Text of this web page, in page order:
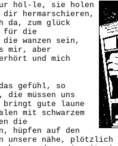
höl-le, sie holen
hermarschieren,
da, zum glück
für die
wanzen sein,
mir, aber
und mich
gefühl, so
müssen uns
bringt gute laune
mit schwarzem
die
hüpfen auf den
unsere nähe,